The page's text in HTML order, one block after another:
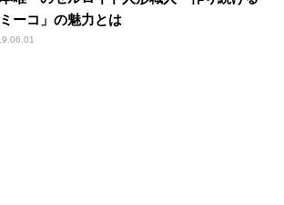
ミーコ」の魅力とは